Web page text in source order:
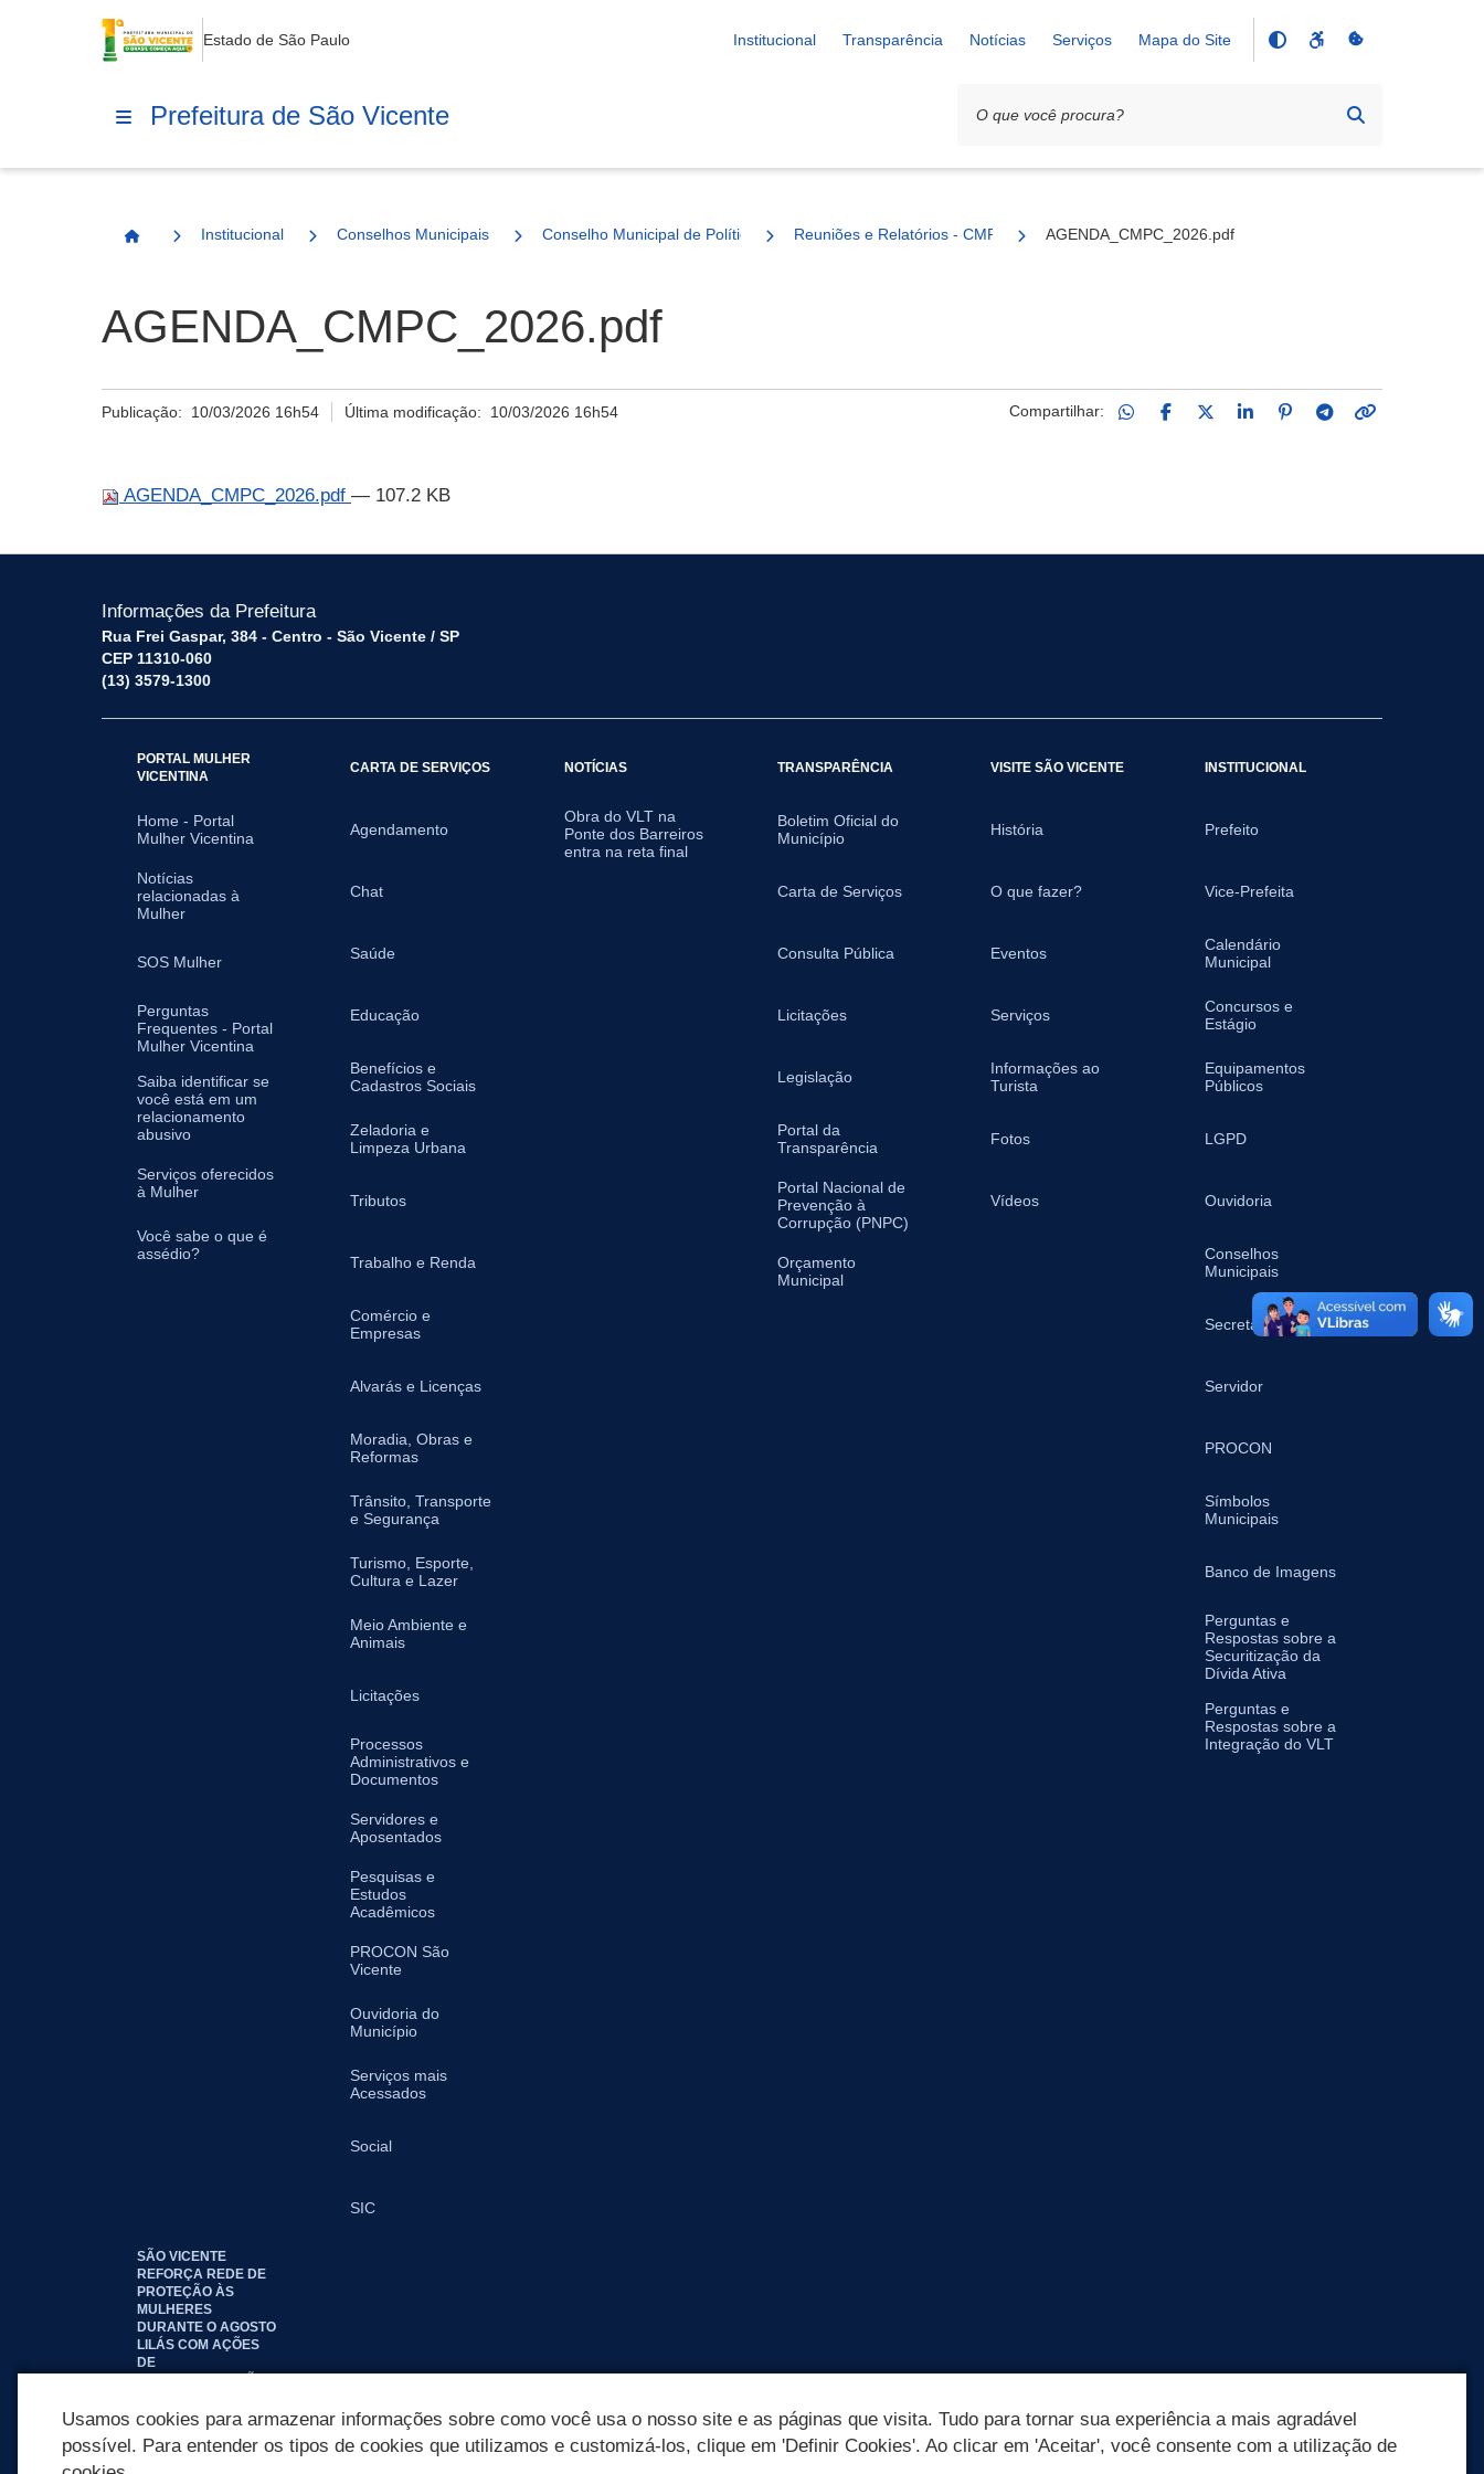
Estado de São Paulo Institucional Transparência Notícias Serviços Mapa do Site
Prefeitura de São Vicente
Página Inicial
Institucional Conselhos Municipais Conselho Municipal de Política Cultural - CMPCReuniões e Relatórios - CMPC AGENDA_CMPC_2026.pdf
AGENDA_CMPC_2026.pdf
Publicação: 10/03/2026 16h54 Última modificação: 10/03/2026 16h54 Compartilhar:
AGENDA_CMPC_2026.pdf — 107.2 KB
Informações da Prefeitura
Rua Frei Gaspar, 384 - Centro - São Vicente / SP
CEP 11310-060
(13) 3579-1300
PORTAL MULHER
VICENTINA
Home - Portal
Mulher Vicentina
Notícias
relacionadas à
Mulher
SOS Mulher
Perguntas
Frequentes - Portal
Mulher Vicentina
Saiba identificar se
você está em um
relacionamento
abusivo
Serviços oferecidos
à Mulher
Você sabe o que é
assédio?
CARTA DE SERVIÇOS
Agendamento
Chat
Saúde
Educação
Benefícios e
Cadastros Sociais
Zeladoria e
Limpeza Urbana
Tributos
Trabalho e Renda
Comércio e
Empresas
Alvarás e Licenças
Moradia, Obras e
Reformas
Trânsito, Transporte
e Segurança
Turismo, Esporte,
Cultura e Lazer
Meio Ambiente e
Animais
Licitações
Processos
Administrativos e
Documentos
Servidores e
Aposentados
Pesquisas e
Estudos
Acadêmicos
PROCON São
Vicente
Ouvidoria do
Município
Serviços mais
Acessados
Social
SIC
NOTÍCIAS
Obra do VLT na
Ponte dos Barreiros
entra na reta final
TRANSPARÊNCIA
Boletim Oficial do
Município
Carta de Serviços
Consulta Pública
Licitações
Legislação
Portal da
Transparência
Portal Nacional de
Prevenção à
Corrupção (PNPC)
Orçamento
Municipal
VISITE SÃO VICENTE
História
O que fazer?
Eventos
Serviços
Informações ao
Turista
Fotos
Vídeos
INSTITUCIONAL
Prefeito
Vice-Prefeita
Calendário
Municipal
Concursos e
Estágio
Equipamentos
Públicos
LGPD
Ouvidoria
Conselhos
Municipais
Secretarias
Servidor
PROCON
Símbolos
Municipais
Banco de Imagens
Perguntas e
Respostas sobre a
Securitização da
Dívida Ativa
Perguntas e
Respostas sobre a
Integração do VLT
SÃO VICENTE
REFORÇA REDE DE
PROTEÇÃO ÀS
MULHERES
DURANTE O AGOSTO
LILÁS COM AÇÕES
DE
Usamos cookies para armazenar informações sobre como você usa o nosso site e as páginas que visita. Tudo para tornar sua experiência a mais agradável
possível. Para entender os tipos de cookies que utilizamos e customizá-los, clique em 'Definir Cookies'. Ao clicar em 'Aceitar', você consente com a utilização de